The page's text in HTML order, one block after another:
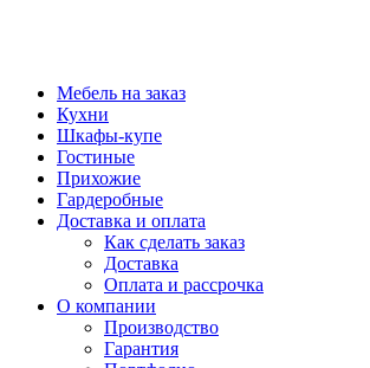
Мебель на заказ
Кухни
Шкафы-купе
Гостиные
Прихожие
Гардеробные
Доставка и оплата
Как сделать заказ
Доставка
Оплата и рассрочка
О компании
Производство
Гарантия